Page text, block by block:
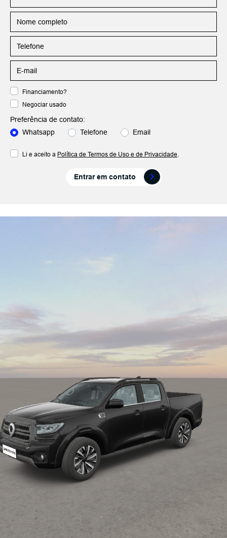
Financiamento?
Negociar usado
Preferência de contato:
Whatsapp
Telefone Email
Li e aceito a Política de Termos de Uso e de Privacidade.
Entrar em contato